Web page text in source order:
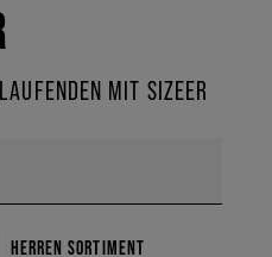
MIT SIZEER
HERREN SORTIMENT